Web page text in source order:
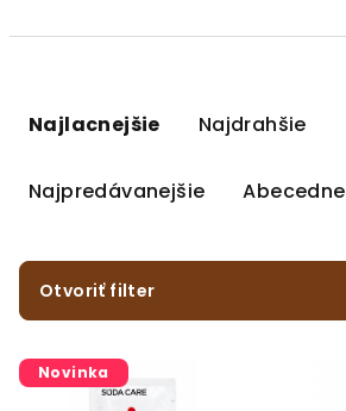
p
r
o
Najlacnejšie Najdrahšie
Najpredávanejšie Abecedne
Otvoriť filter
V
ý Novinka